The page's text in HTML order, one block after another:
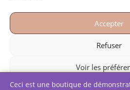
Accepter
Refuser
Voir les
Politique de cookiesPolitique
Mentions légales
Conditions générales
Copyright © – 2023 –
Ceci est une boutique de